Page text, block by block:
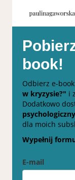
book!
Odbierz e-book
w kryzysie?" i
Dodatkowo
dla moich
Wypełnij
E-mail